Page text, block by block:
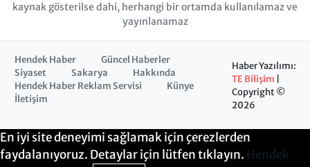
kaynak gösterilse dahi, herhangi bir ortamda kullanılamaz ve
yayınlanamaz
Hendek Haber
Güncel Haberler
Siyaset
Sakarya
Hakkında
Hendek Haber Reklam Servisi
Künye
İletişim
Haber Yazılımı:
TE Bilişim
Copyright ©
2026
En iyi site deneyimi sağlamak için çerezlerden
faydalanıyoruz. Detaylar için lütfen tıklayın. Hendek